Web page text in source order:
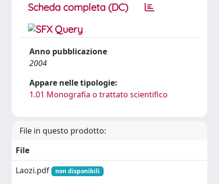
Scheda completa (DC)
Anno pubblicazione
2004
Appare nelle tipologie:
1.01 Monografia o trattato scientifico
File in questo prodotto:
File
Laozi.pdf
non disponibili